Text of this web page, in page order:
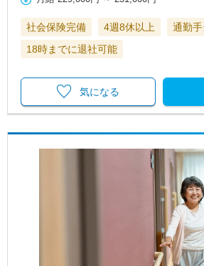
社会保険完備 4週8休以上
通勤手
18時までに退社可能
気になる